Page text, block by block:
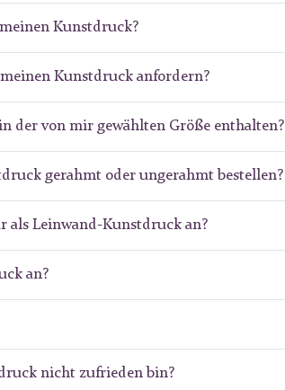
Kunstdruck?
Kunstdruck anfordern?
der von mir gewählten Größe enthalten?
gerahmt oder ungerahmt bestellen?
als Leinwand-Kunstdruck an?
an?
nicht zufrieden bin?